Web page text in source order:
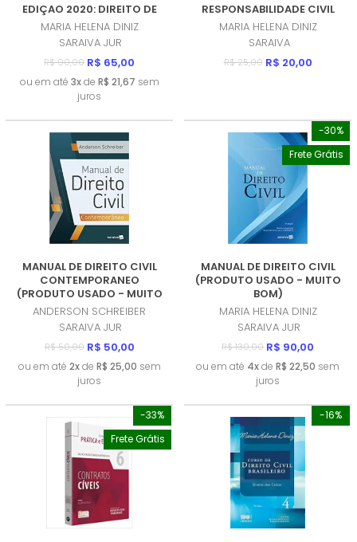
EDIÇAO 2020: DIREITO DE
EMPRESA (PRODUTO USADO
- MUITO BOM)
MARIA HELENA DINIZ
SARAIVA JUR
R$ 90,00 R$ 65,00
ou em até 3xde R$ 21,67 sem
juros
RESPONSABILIDADE CIVIL
(PRODUTO USADO - MUITO
BOM)
MARIA HELENA DINIZ
SARAIVA
R$ 25,00 R$ 20,00
MANUAL DE DIREITO CIVIL
CONTEMPORANEO
(PRODUTO USADO - MUITO
BOM)
ANDERSON SCHREIBER
SARAIVA JUR
R$ 50,00 R$ 50,00
ou em até 2xde R$ 25,00 sem
juros
-30%
Frete Grátis
MANUAL DE DIREITO CIVIL
(PRODUTO USADO - MUITO
BOM)
MARIA HELENA DINIZ
SARAIVA JUR
R$ 130,00 R$ 90,00
ou em até 4xde R$ 22,50 sem
juros
-33%
Frete Grátis
-16%